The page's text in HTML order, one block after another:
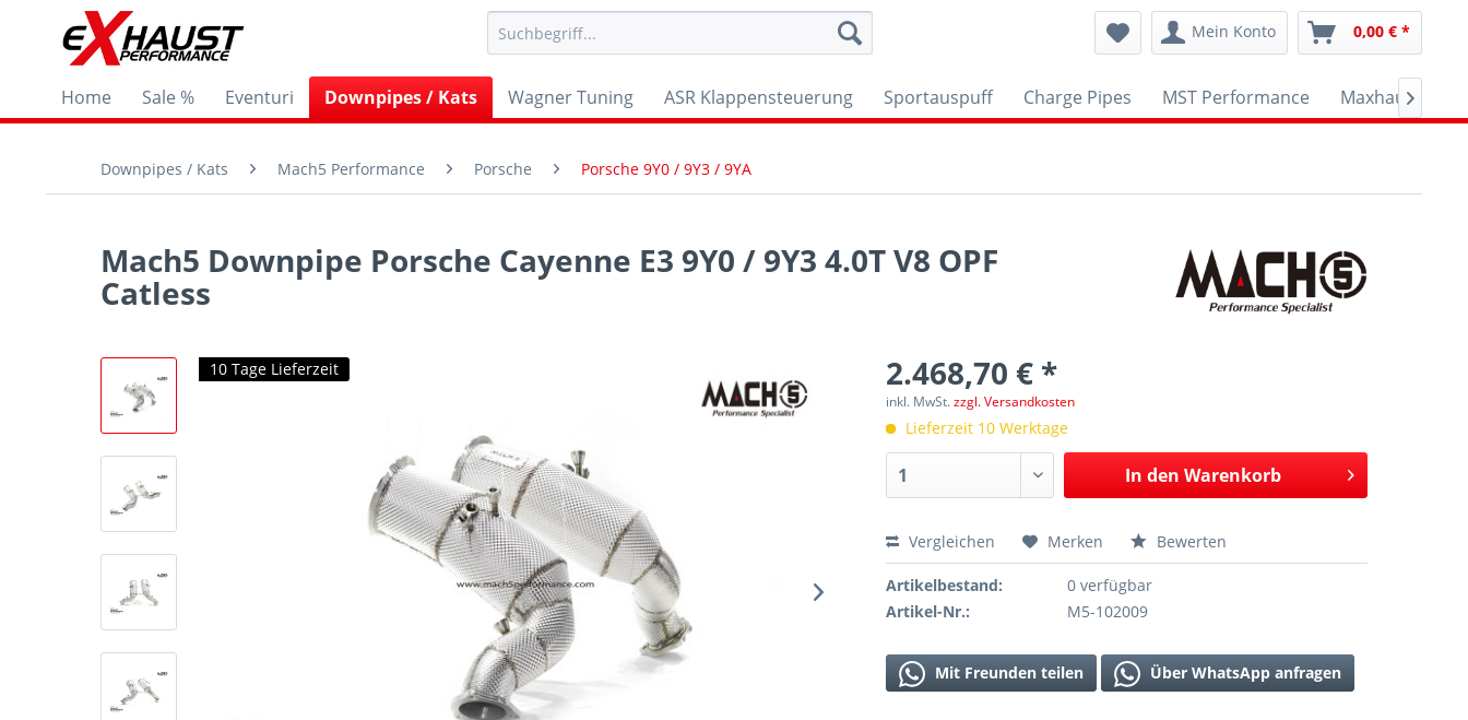
Mein Konto 0,00 € *
Home Sale % Eventuri Downpipes / Kats Wagner Tuning ASR Klappensteuerung Sportauspuff Charge Pipes MST Performance Maxhaust

Downpipes / Kats Mach5 Performance Porsche Porsche 9Y0 / 9Y3 / 9YA
Mach5 Downpipe Porsche Cayenne E3 9Y0 / 9Y3 4.0T V8 OPF
Catless
10 Tage Lieferzeit 2.468,70 € *
inkl. MwSt.zzgl. Versandkosten
Lieferzeit 10 Werktage
In den Warenkorb
Vergleichen Merken Bewerten
Artikelbestand:
0 verfügbar
Artikel-Nr.:
M5-102009
Mit Freunden teilen Über WhatsApp anfragen